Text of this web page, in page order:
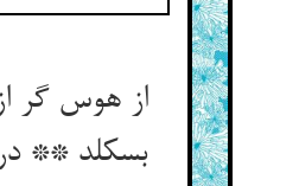
از هوس گر
بسکلد **